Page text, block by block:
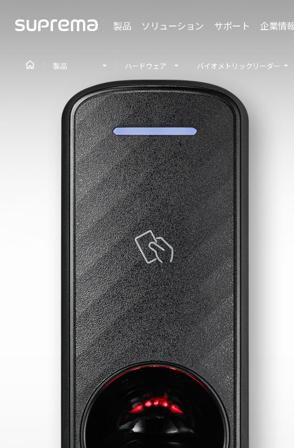
製品 ソリューション サポート 企業情
製品 ハードウェア バイオメトリックリーダー